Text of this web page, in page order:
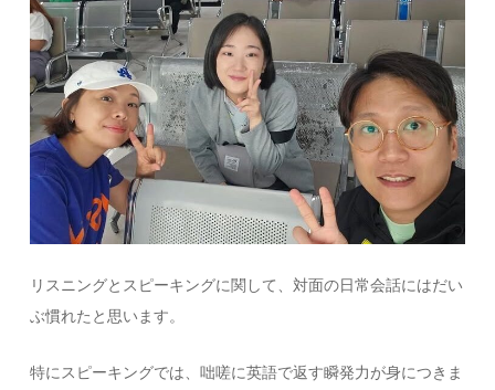
リスニングとスピーキングに関して、対面の日常会話にはだい
ぶ慣れたと思います。
特にスピーキングでは、咄嗟に英語で返す瞬発力が身につきま